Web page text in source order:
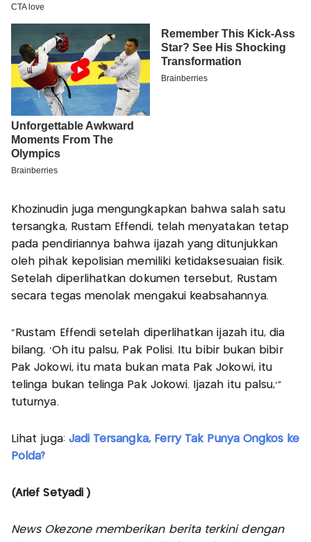
Khozinudin juga mengungkapkan bahwa salah satu
tersangka, Rustam Effendi, telah menyatakan tetap
pada pendiriannya bahwa ijazah yang ditunjukkan
oleh pihak kepolisian memiliki ketidaksesuaian fisik.
Setelah diperlihatkan dokumen tersebut, Rustam
secara tegas menolak mengakui keabsahannya.
“Rustam Effendi setelah diperlihatkan ijazah itu, dia
bilang, ‘Oh itu palsu, Pak Polisi. Itu bibir bukan bibir
Pak Jokowi, itu mata bukan mata Pak Jokowi, itu
telinga bukan telinga Pak Jokowi. Ijazah itu palsu,’”
tuturnya.
Lihat juga: Jadi Tersangka, Ferry Tak Punya Ongkos ke
Polda?
(Arief Setyadi )
News Okezone memberikan berita terkini dengan